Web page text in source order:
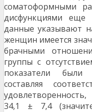
соматоформными
дисфункциями
данные указывают
женщин имеется
брачными
группы с
показатели
составляя
34,1 ± 7,4